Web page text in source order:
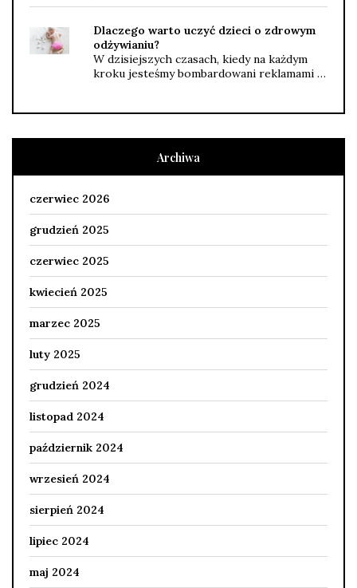
Dlaczego warto uczyć dzieci o zdrowym
odżywianiu?
W dzisiejszych czasach, kiedy na każdym
kroku jesteśmy bombardowani reklamami …
Archiwa
czerwiec 2026
grudzień 2025
czerwiec 2025
kwiecień 2025
marzec 2025
luty 2025
grudzień 2024
listopad 2024
październik 2024
wrzesień 2024
sierpień 2024
lipiec 2024
maj 2024